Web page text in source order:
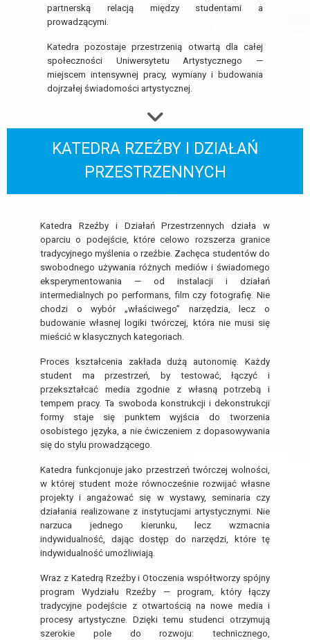
partnerską relacją między studentami a
prowadzącymi.
Katedra pozostaje przestrzenią otwartą dla całej
społeczności Uniwersytetu Artystycznego —
miejscem intensywnej pracy, wymiany i budowania
dojrzałej świadomości artystycznej.
KATEDRA RZEŹBY I DZIAŁAŃ
PRZESTRZENNYCH
Katedra Rzeźby i Działań Przestrzennych działa w
oparciu o podejście, które celowo rozszerza granice
tradycyjnego myślenia o rzeźbie. Zachęca studentów do
swobodnego używania różnych mediów i świadomego
eksperymentowania — od instalacji i działań
intermedialnych po performans, film czy fotografię. Nie
chodzi o wybór „właściwego” narzędzia, lecz o
budowanie własnej logiki twórczej, która nie musi się
mieścić w klasycznych kategoriach.
Proces kształcenia zakłada dużą autonomię. Każdy
student ma przestrzeń, by testować, łączyć i
przekształcać media zgodnie z własną potrzebą i
tempem pracy. Ta swoboda konstrukcji i dekonstrukcji
formy staje się punktem wyjścia do tworzenia
osobistego języka, a nie ćwiczeniem z dopasowywania
się do stylu prowadzącego.
Katedra funkcjonuje jako przestrzeń twórczej wolności,
w której student może równocześnie rozwijać własne
projekty i angażować się w wystawy, seminaria czy
działania realizowane z instytucjami artystycznymi. Nie
narzuca jednego kierunku, lecz wzmacnia
indywidualność, dając dostęp do narzędzi, które tę
indywidualność umożliwiają.
Wraz z Katedrą Rzeźby i Otoczenia współtworzy spójny
program Wydziału Rzeźby — program, który łączy
tradycyjne podejście z otwartością na nowe media i
procesy artystyczne. Dzięki temu studenci otrzymują
szerokie pole do rozwoju: technicznego,